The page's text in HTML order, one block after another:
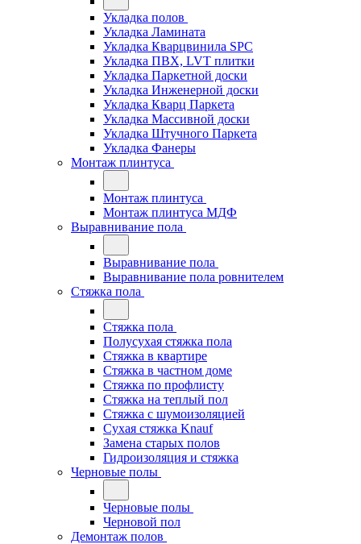
Укладка полов
Укладка Ламината
Укладка Кварцвинила SPC
Укладка ПВХ, LVT плитки
Укладка Паркетной доски
Укладка Инженерной доски
Укладка Кварц Паркета
Укладка Массивной доски
Укладка Штучного Паркета
Укладка Фанеры
Монтаж плинтуса
Монтаж плинтуса
Монтаж плинтуса МДФ
Выравнивание пола
Выравнивание пола
Выравнивание пола ровнителем
Стяжка пола
Стяжка пола
Полусухая стяжка пола
Стяжка в квартире
Стяжка в частном доме
Стяжка по профлисту
Стяжка на теплый пол
Стяжка с шумоизоляцией
Сухая стяжка Knauf
Замена старых полов
Гидроизоляция и стяжка
Черновые полы
Черновые полы
Черновой пол
Демонтаж полов